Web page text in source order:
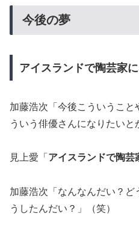
今後の夢
アイスランドで陶芸家
加藤浩次「今後こういうこと
ういう俳優さんになりたいと
見上愛「 アイスランドで陶芸
加藤浩次「なんなんだい？
うしたんだい？」（笑）